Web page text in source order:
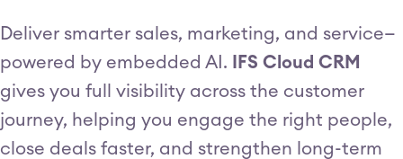
Deliver smarter sales, marketing, and service—
powered by embedded AI.
IFS Cloud CRM
gives you full visibility across the customer
journey, helping you engage the right people,
close deals faster, and strengthen long-term